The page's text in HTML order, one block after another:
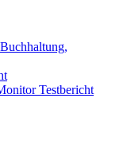
Testbericht